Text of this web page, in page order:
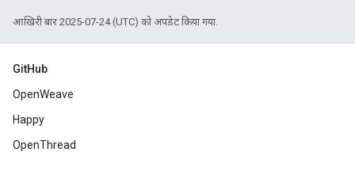
आखिरी बार 2025-07-24 (UTC) को अपडेट किया गया.
GitHub
OpenWeave
Happy
OpenThread